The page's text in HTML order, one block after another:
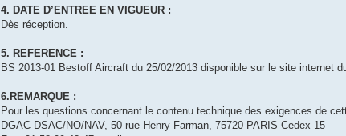
4. DATE D’ENTREE EN VIGUEUR :
Dès réception.
5. REFERENCE :
BS 2013-01 Bestoff Aircraft du 25/02/2013 disponible sur le site internet
6.REMARQUE :
Pour les questions concernant le contenu technique des exigences de
DGAC DSAC/NO/NAV, 50 rue Henry Farman, 75720 PARIS Cedex 15